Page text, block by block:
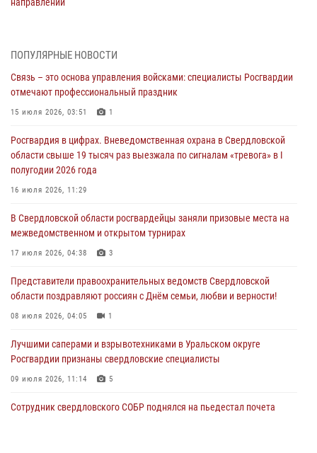
направлении
Представитель Управления Росгвардии по Свердловской области
«Телекон»
30 июля 2026, 11:33
спартакиады «Динамо» памяти погибшего офицера милиции
Православные священники поддержали росгвардейцев в зоне СВО
Свердловские росгвардейцы завоевали медали на окружном
чемпионате по комплексному единоборству
ПОПУЛЯРНЫЕ НОВОСТИ
Связь – это основа управления войсками: специалисты Росгвардии
отмечают профессиональный праздник
15 июля 2026, 03:51 1
Росгвардия в цифрах. Вневедомственная охрана в Свердловской
области свыше 19 тысяч раз выезжала по сигналам «тревога» в I
полугодии 2026 года
16 июля 2026, 11:29
В Свердловской области росгвардейцы заняли призовые места на
межведомственном и открытом турнирах
17 июля 2026, 04:38 3
Представители правоохранительных ведомств Свердловской
области поздравляют россиян с Днём семьи, любви и верности!
08 июля 2026, 04:05 1
Лучшими саперами и взрывотехниками в Уральском округе
Росгвардии признаны свердловские специалисты
09 июля 2026, 11:14 5
Сотрудник свердловского СОБР поднялся на пьедестал почета